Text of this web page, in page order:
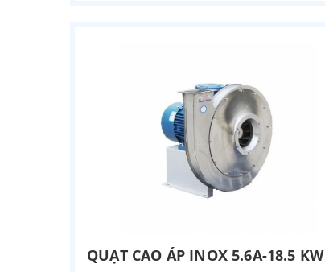
QUẠT CAO ÁP INOX 5.6A-18.5 KW